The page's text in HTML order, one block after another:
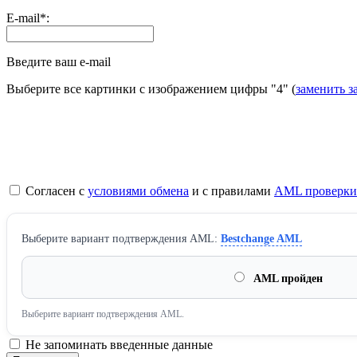
E-mail*:
Введите ваш e-mail
Выберите все картинки с изображением цифры "4" (заменить
Согласен с условиями обмена и с правилами AML проверки
Выберите вариант подтверждения AML: Bestchange AML
AML пройден
Выберите вариант подтверждения AML.
Не запоминать введенные данные